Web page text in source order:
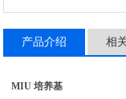
产品介绍 相
MIU 培养基